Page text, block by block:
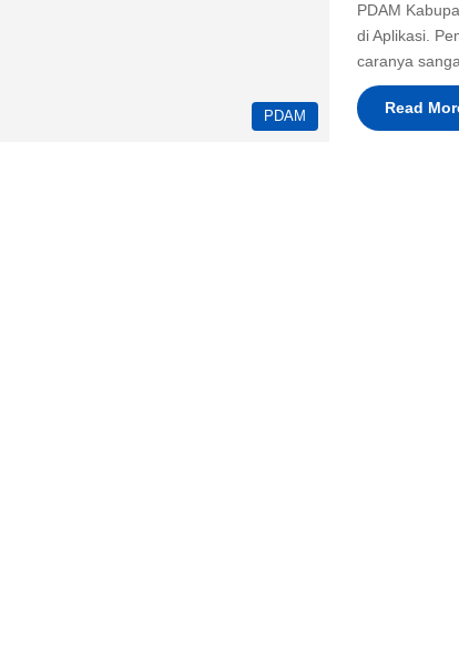
PDAM
PDAM
di Aplikasi.
caranya
Read